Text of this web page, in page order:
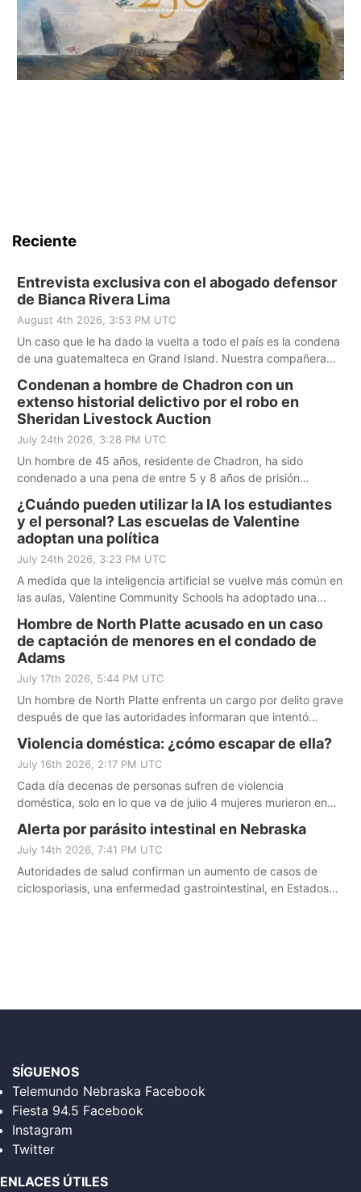
Reciente
Entrevista exclusiva con el abogado defensor
de Bianca Rivera Lima
August 4th 2026, 3:53 PM UTC
Un caso que le ha dado la vuelta a todo el país es la condena
de una guatemalteca en Grand Island. Nuestra compañera
abogado y aquí está su historia.
Condenan a hombre de Chadron con un
extenso historial delictivo por el robo en
Sheridan Livestock Auction
July 24th 2026, 3:28 PM UTC
Un hombre de 45 años, residente de Chadron, ha sido
condenado a una pena de entre 5 y 8 años de prisión
daños y robó miles de dólares a la empresa Sheridan
Livestock Auction, en Rushville.
¿Cuándo pueden utilizar la IA los estudiantes
y el personal? Las escuelas de Valentine
adoptan una política
July 24th 2026, 3:23 PM UTC
A medida que la inteligencia artificial se vuelve más común en
las aulas, Valentine Community Schools ha adoptado una
personal pueden, y no pueden, utilizar esta tecnología.
Hombre de North Platte acusado en un caso
de captación de menores en el condado de
Adams
July 17th 2026, 5:44 PM UTC
Un hombre de North Platte enfrenta un cargo por delito grave
después de que las autoridades informaran que intentó
años.
Violencia doméstica: ¿cómo escapar de ella?
July 16th 2026, 2:17 PM UTC
Cada día decenas de personas sufren de violencia
doméstica, solo en lo que va de julio 4 mujeres murieron en
hacer para escapar de esta situación antes de que sea
demasiado tarde? Una sargento de investigación nos explica.
Alerta por parásito intestinal en Nebraska
July 14th 2026, 7:41 PM UTC
Autoridades de salud confirman un aumento de casos de
ciclosporiasis, una enfermedad gastrointestinal, en Estados
SÍGUENOS
Telemundo Nebraska Facebook
Fiesta 94.5 Facebook
Instagram
Twitter
ENLACES ÚTILES